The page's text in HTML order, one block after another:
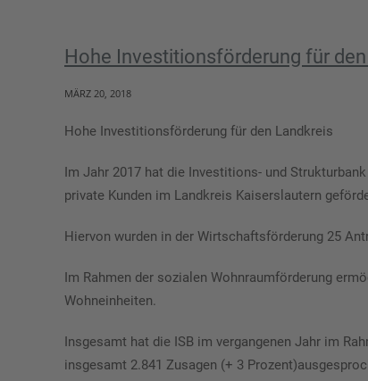
Hohe Investitionsförderung für
MÄRZ 20, 2018
Hohe Investitionsförderung für den Landkreis
Im Jahr 2017 hat die Investitions- und
private Kunden im Landkreis Kaiserslautern
Hiervon wurden in der Wirtschaftsförderung 25
Im Rahmen der sozialen Wohnraumförderung
Wohneinheiten.
Insgesamt hat die ISB im vergangenen Jahr im
insgesamt 2.841 Zusagen (+ 3